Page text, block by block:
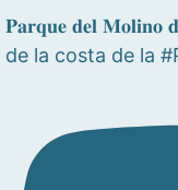
𝐏𝐚𝐫𝐪𝐮𝐞 𝐝𝐞𝐥
de la costa de la